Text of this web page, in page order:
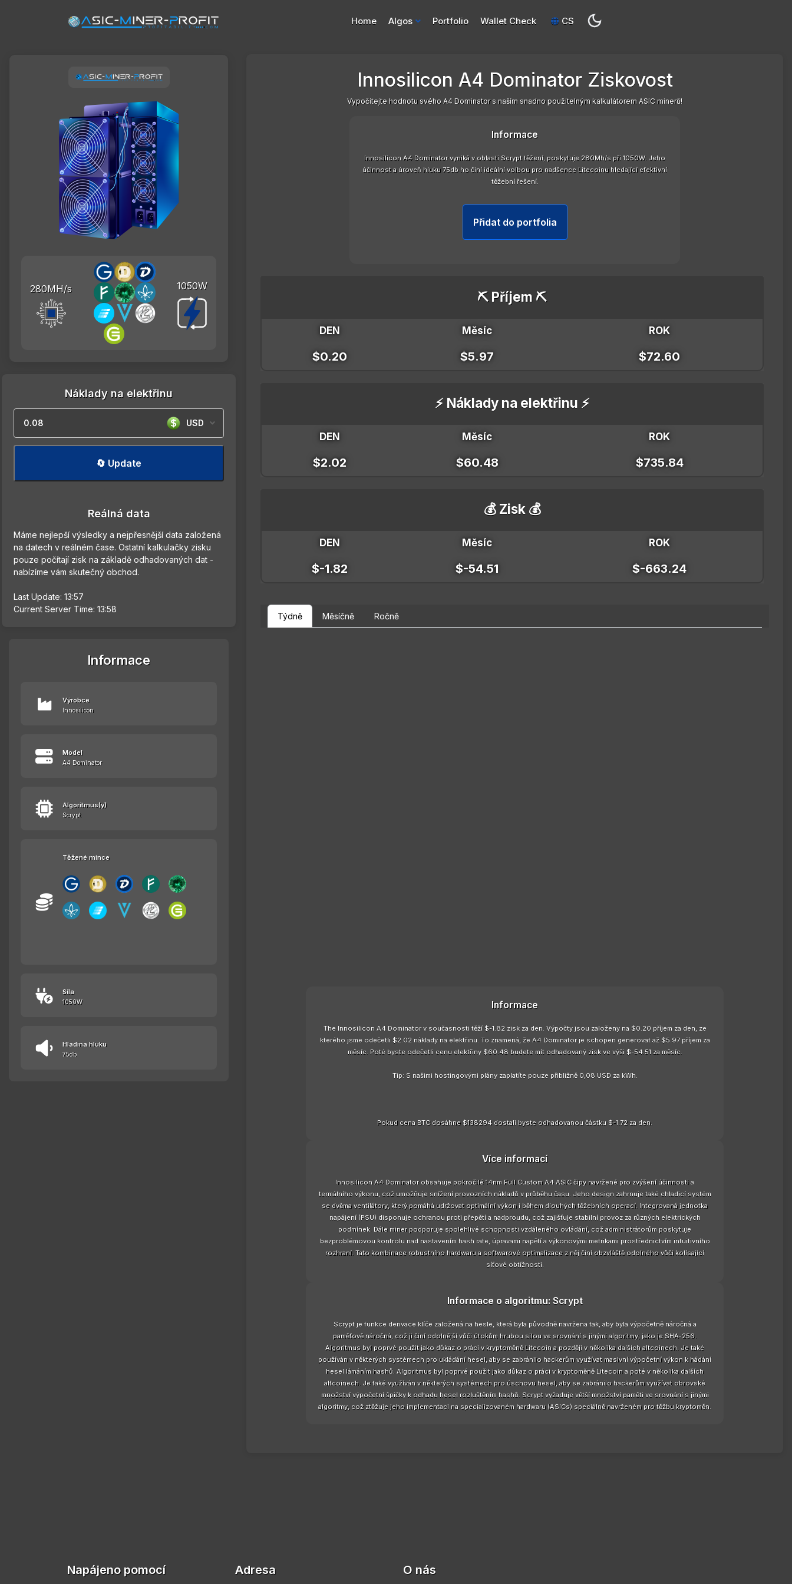
Home Algos Portfolio Wallet Check CS
280MH/s 1050W
Náklady na elektřinu
USD
🔄 Update
Reálná data
Máme nejlepší výsledky a nejpřesnější data založená
na datech v reálném čase. Ostatní kalkulačky zisku
pouze počítají zisk na základě odhadovaných dat -
nabízíme vám skutečný obchod.
Last Update: 13:57
Current Server Time: 13:58
Informace
Výrobce
Innosilicon
Model
A4 Dominator
Algoritmus(y)
Scrypt
Těžené mince
Síla
1050W
Hladina hluku
75db
Innosilicon A4 Dominator Ziskovost
Vypočítejte hodnotu svého A4 Dominator s naším snadno použitelným kalkulátorem ASIC minerů!
Informace
Innosilicon A4 Dominator vyniká v oblasti Scrypt těžení, poskytuje 280Mh/s při 1050W. Jeho
účinnost a úroveň hluku 75db ho činí ideální volbou pro nadšence Litecoinu hledající efektivní
těžební řešení.
Přidat do portfolia
⛏️ Příjem ⛏️
DEN Měsíc ROK
$0.20 $5.97 $72.60
⚡ Náklady na elektřinu ⚡
DEN Měsíc ROK
$2.02 $60.48 $735.84
💰 Zisk 💰
DEN Měsíc ROK
$-1.82 $-54.51 $-663.24
Týdně Měsíčně Ročně
Informace
The Innosilicon A4 Dominator v současnosti těží $-1.82 zisk za den. Výpočty jsou založeny na $0.20 příjem za den, ze
kterého jsme odečetli $2.02 náklady na elektřinu. To znamená, že A4 Dominator je schopen generovat až $5.97 příjem za
měsíc. Poté byste odečetli cenu elektřiny $60.48 budete mít odhadovaný zisk ve výši $-54.51 za měsíc.
Tip: S našimi hostingovými plány zaplatíte pouze přibližně 0,08 USD za kWh.
Pokud cena BTC dosáhne $138294 dostali byste odhadovanou částku $-1.72 za den.
Více informací
Innosilicon A4 Dominator obsahuje pokročilé 14nm Full Custom A4 ASIC čipy navržené pro zvýšení účinnosti a
termálního výkonu, což umožňuje snížení provozních nákladů v průběhu času. Jeho design zahrnuje také chladicí systém
se dvěma ventilátory, který pomáhá udržovat optimální výkon i během dlouhých těžebních operací. Integrovaná jednotka
napájení (PSU) disponuje ochranou proti přepětí a nadproudu, což zajišťuje stabilní provoz za různých elektrických
podmínek. Dále miner podporuje spolehlivé schopnosti vzdáleného ovládání, což administrátorům poskytuje
bezproblémovou kontrolu nad nastavením hash rate, úpravami napětí a výkonovými metrikami prostřednictvím intuitivního
rozhraní. Tato kombinace robustního hardwaru a softwarové optimalizace z něj činí obzvláště odolného vůči kolísající
síťové obtížnosti.
Informace o algoritmu: Scrypt
Scrypt je funkce derivace klíče založená na hesle, která byla původně navržena tak, aby byla výpočetně náročná a
paměťově náročná, což ji činí odolnější vůči útokům hrubou silou ve srovnání s jinými algoritmy, jako je SHA-256.
Algoritmus byl poprvé použit jako důkaz o práci v kryptoměně Litecoin a později v několika dalších altcoinech. Je také
používán v některých systémech pro ukládání hesel, aby se zabránilo hackerům využívat masivní výpočetní výkon k hádání
hesel lámáním hashů. Algoritmus byl poprvé použit jako důkaz o práci v kryptoměně Litecoin a poté v několika dalších
altcoinech. Je také využíván v některých systémech pro úschovu hesel, aby se zabránilo hackerům využívat obrovské
množství výpočetní špičky k odhadu hesel rozluštěním hashů. Scrypt vyžaduje větší množství paměti ve srovnání s jinými
algoritmy, což ztěžuje jeho implementaci na specializovaném hardwaru (ASICs) speciálně navrženém pro těžbu kryptoměn.
Napájeno pomocí Adresa O nás